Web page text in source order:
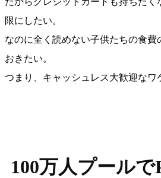
限にしたい。
なのに全く読めない子供たちの食費
おきたい。
つまり、キャッシュレス大歓迎なワ
100万人プールで